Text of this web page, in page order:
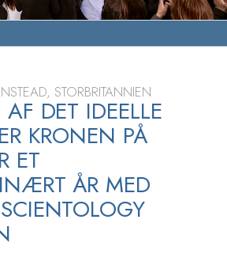
STORBRITANNIEN
DET IDEELLE
KRONEN PÅ
ET
ÅR MED